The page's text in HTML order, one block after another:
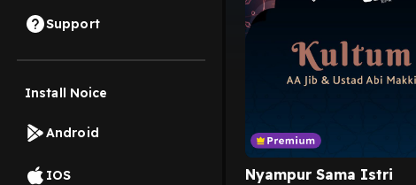
Support
Install Noice
Android
IOS Nyampur Sama Istri